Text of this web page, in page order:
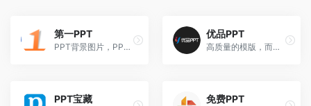
第一PPT
PPT背景图片，PPT模板免费下载！
优品PPT
高质量的模版，而且还有PPT图表，PPT背景图等资源
PPT宝藏 免费PPT